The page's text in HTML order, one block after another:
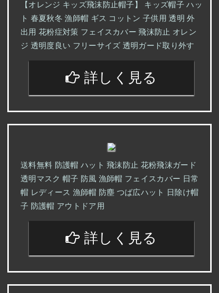
【オレンジ キッズ飛沫防止帽子】 キッズ帽子 ハッ
ト 春夏秋冬 漁師帽 ギス コットン 子供用 透明 外
出用 花粉症対策 フェイスカバー 飛沫防止 オレン
ジ 透明度良い フリーサイズ 透明ガード取り外す
詳しく見る
送料無料 防護帽 ハット 飛沫防止 花粉飛沫ガード
透明マスク 帽子 防風 漁師帽 フェイスカバー 日常
帽 レディース 漁師帽 防塵 つば広ハット 日除け帽
子 防護帽 アウトドア用
詳しく見る